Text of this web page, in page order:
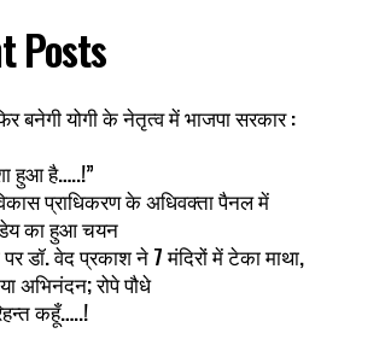
Posts
बनेगी योगी के नेतृत्व में भाजपा सरकार :
हुआ है…..!”
प्राधिकरण के अधिवक्ता पैनल में
का हुआ चयन
पर डॉ. वेद प्रकाश ने 7 मंदिरों में टेका माथा,
अभिनंदन; रोपे पौधे
कहूँ…..!